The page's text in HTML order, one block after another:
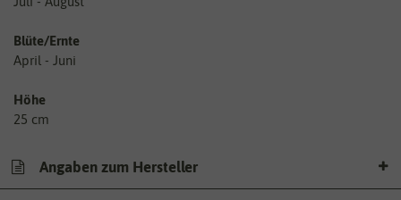
Blüte/Ernte
April - Juni
Höhe
25 cm
Angaben zum Hersteller